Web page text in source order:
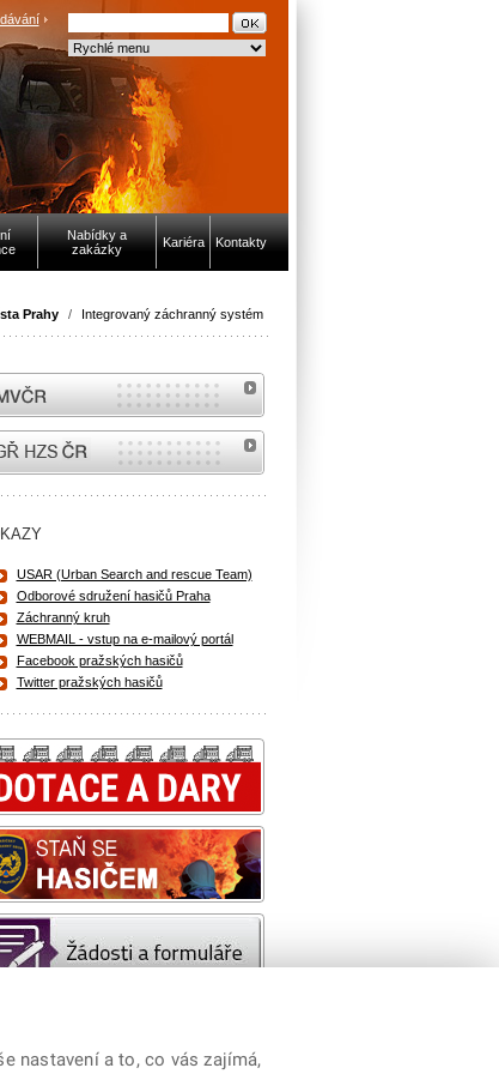
Nabídky a
zakázky
Kariéra Kontakty
Prahy / Integrovaný záchranný systém
stránky Hasiči ČR
USAR (Urban Search and rescue Team)
Odborové sdružení hasičů Praha
Záchranný kruh
WEBMAIL - vstup na e-mailový portál
Facebook pražských hasičů
Twitter pražských hasičů
nastavení a to, co vás zajímá,